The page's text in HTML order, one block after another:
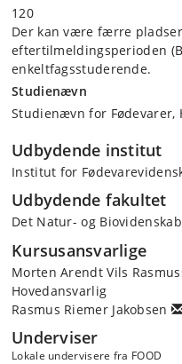
120
Der kan være færre
eftertilmeldingsperioden
enkeltfagsstuderende.
Studienævn
Studienævn for
Udbydende institut
Institut for
Udbydende fakultet
Det Natur- og
Kursusansvarlige
Morten Arendt Vils
Hovedansvarlig
Rasmus Riemer Jakobsen
Underviser
Lokale undervisere fra FOOD